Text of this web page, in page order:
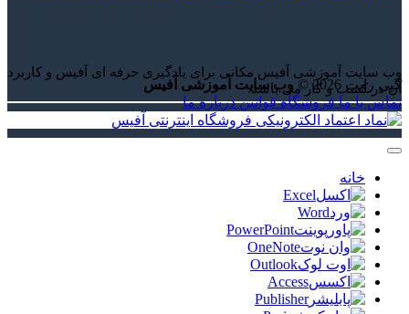
وب سایت آموزشی آفیس مکانی برای یادگیری حرفه ای آفیس و کاربرد
آن در کسب و کار می باشد.
کپی رایت 2026 ©
وب سایت آموزشی آفیس
تماس با ما فروشگاه قوانین درباره ما
خانه
Excel
Word
PowerPoint
OneNote
Outlook
Access
Publisher